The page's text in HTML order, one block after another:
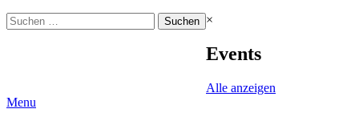
Suchen
nach:
×
Events
Alle anzeigen
Menu